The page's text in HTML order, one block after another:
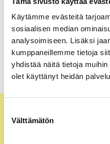
Käytämme evästeitä
sosiaalisen median
analysoimiseen. Lisäksi
kumppaneillemme tietoja
yhdistää näitä tietoja
olet käyttänyt heidän
valinta
Välttämätön
Koulutukset ja Tapahtumat
Työmarkkinoiden murros